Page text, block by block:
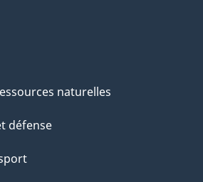
naturelles
défense